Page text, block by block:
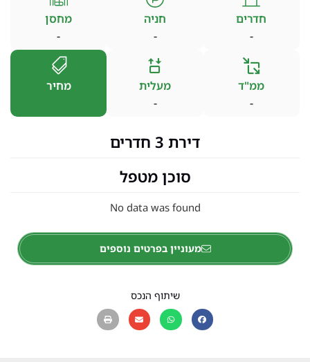
חדרים
-
חניה
-
מחסן
-
ממ"ד
-
מעלית
-
מחיר
דירת 3 חדרים
סוכן מטפל
No data was found
מעוניין בפרטים נוספים
שיתוף הנכס